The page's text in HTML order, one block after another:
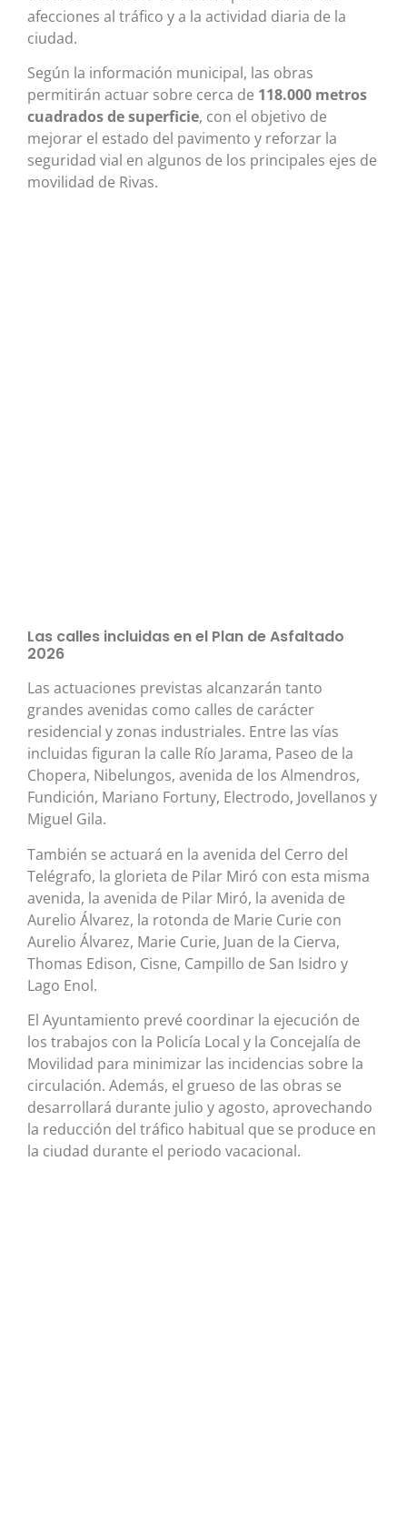
afecciones al tráfico y a la actividad diaria de la
ciudad.
Según la información municipal, las obras
permitirán actuar sobre cerca de 118.000 metros
cuadrados de superficie, con el objetivo de
mejorar el estado del pavimento y reforzar la
seguridad vial en algunos de los principales ejes de
movilidad de Rivas.
Las calles incluidas en el Plan de Asfaltado
2026
Las actuaciones previstas alcanzarán tanto
grandes avenidas como calles de carácter
residencial y zonas industriales. Entre las vías
incluidas figuran la calle Río Jarama, Paseo de la
Chopera, Nibelungos, avenida de los Almendros,
Fundición, Mariano Fortuny, Electrodo, Jovellanos y
Miguel Gila.
También se actuará en la avenida del Cerro del
Telégrafo, la glorieta de Pilar Miró con esta misma
avenida, la avenida de Pilar Miró, la avenida de
Aurelio Álvarez, la rotonda de Marie Curie con
Aurelio Álvarez, Marie Curie, Juan de la Cierva,
Thomas Edison, Cisne, Campillo de San Isidro y
Lago Enol.
El Ayuntamiento prevé coordinar la ejecución de
los trabajos con la Policía Local y la Concejalía de
Movilidad para minimizar las incidencias sobre la
circulación. Además, el grueso de las obras se
desarrollará durante julio y agosto, aprovechando
la reducción del tráfico habitual que se produce en
la ciudad durante el periodo vacacional.